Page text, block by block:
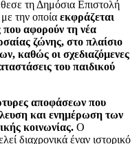
τη Δημόσια Επιστολή
την οποία εκφράζεται
που αφορούν τη νέα
ζώνης, στο πλαίσιο
καθώς οι σχεδιαζόμενες
του παιδικού
αποφάσεων που
και ενημέρωση των
κοινωνίας. Ο
διαχρονικά έναν ιστορικό